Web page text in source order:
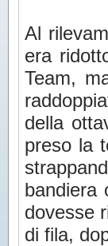
Al
era
Team,
della
preso la
bandiera
dovesse
di fila,